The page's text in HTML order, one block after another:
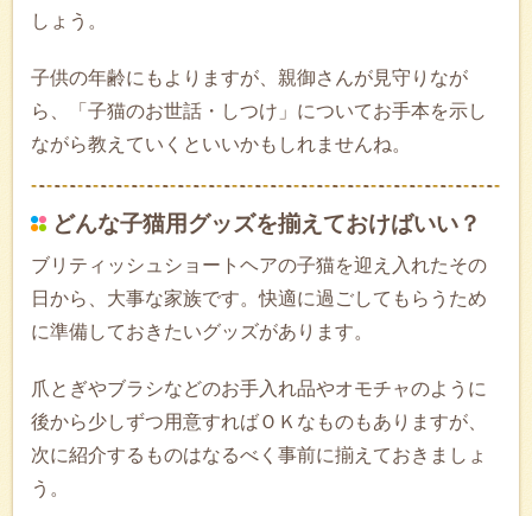
しょう。
子供の年齢にもよりますが、親御さんが見守りなが
ら、「子猫のお世話・しつけ」についてお手本を示し
ながら教えていくといいかもしれませんね。
どんな子猫用グッズを揃えておけばいい？
ブリティッシュショートヘアの子猫を迎え入れたその
日から、大事な家族です。快適に過ごしてもらうため
に準備しておきたいグッズがあります。
爪とぎやブラシなどのお手入れ品やオモチャのように
後から少しずつ用意すればＯＫなものもありますが、
次に紹介するものはなるべく事前に揃えておきましょ
う。